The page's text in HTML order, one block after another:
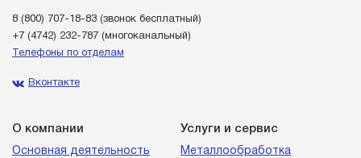
8 (800) 707-18-83 (звонок бесплатный)
+7 (4742) 232-787 (многоканальный)
Телефоны по отделам
Вконтакте
О компании
Основная деятельность
Услуги и сервис
Металлообработка